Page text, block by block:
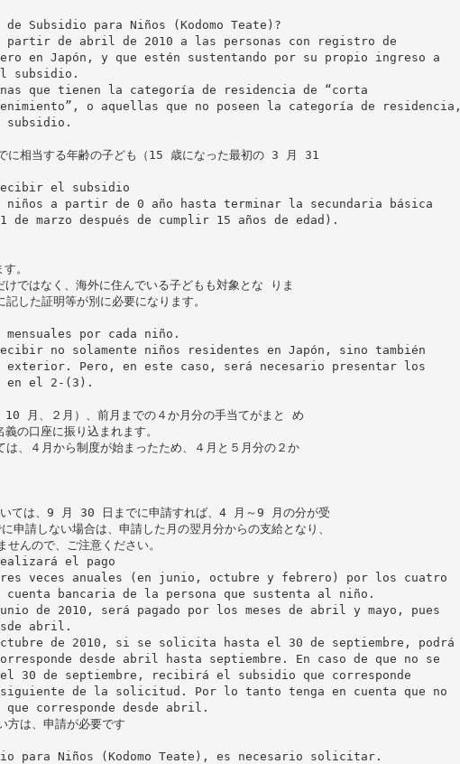
Subsidio para Niños (Kodomo Teate)?
partir de abril de 2010 a las personas con registro de
en Japón, y que estén sustentando por su propio ingreso a
subsidio.
que tienen la categoría de residencia de “corta
o aquellas que no poseen la categoría de residencia,
subsidio.
に相当する年齢の子ども（15 歳になった最初の 3 月 31
el subsidio
niños a partir de 0 año hasta terminar la secundaria básica
marzo después de cumplir 15 años de edad).
。
けではなく、海外に住んでいる子どもも対象とな りま
した証明等が別に必要になります。
mensuales por cada niño.
no solamente niños residentes en Japón, sino también
exterior. Pero, en este caso, será necesario presentar los
en el 2-(3).
10 月、２月）、前月までの４か月分の手当てがまと め
の口座に振り込まれます。
、４月から制度が始まったため、４月と５月分の２か
ては、9 月 30 日までに申請すれば、4 月～9 月の分が受
請しない場合は、申請した月の翌月分からの支給となり、
んので、ご注意ください。
el pago
veces anuales (en junio, octubre y febrero) por los cuatro
cuenta bancaria de la persona que sustenta al niño.
de 2010, será pagado por los meses de abril y mayo, pues
abril.
de 2010, si se solicita hasta el 30 de septiembre, podrá
desde abril hasta septiembre. En caso de que no se
30 de septiembre, recibirá el subsidio que corresponde
de la solicitud. Por lo tanto tenga en cuenta que no
corresponde desde abril.
方は、申請が必要です
para Niños (Kodomo Teate), es necesario solicitar.